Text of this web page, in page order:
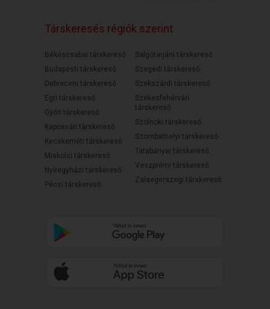
Társkeresés régiók szerint
Békéscsabai társkereső
Budapesti társkereső
Debreceni társkereső
Egri társkereső
Győri társkereső
Kaposvári társkereső
Kecskeméti társkereső
Miskolci társkereső
Nyíregyházi társkereső
Pécsi társkereső
Salgótarjáni társkereső
Szegedi társkereső
Szekszárdi társkereső
Székesfehérvári
társkereső
Szolnoki társkereső
Szombathelyi társkereső
Tatabányai társkereső
Veszprémi társkereső
Zalaegerszegi társkereső